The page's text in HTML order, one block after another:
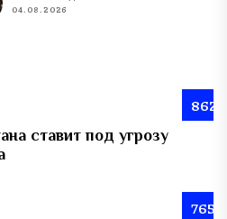
04.08.2026
862
ставит под угрозу
765